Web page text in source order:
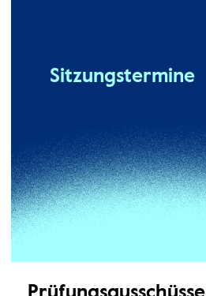
Sitzungstermine